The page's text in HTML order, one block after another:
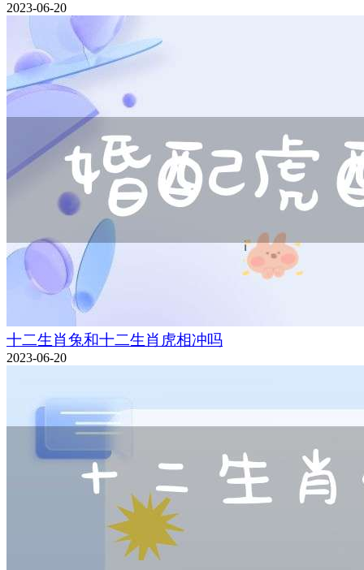
2023-06-20
十二生肖兔和十二生肖虎相冲吗
2023-06-20